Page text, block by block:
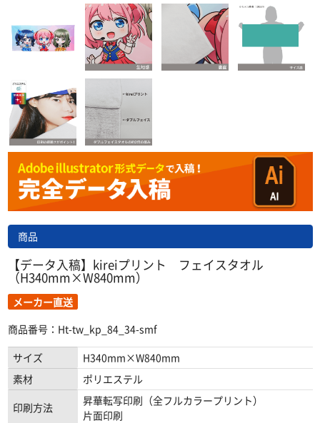
商品
【データ入稿】kireiプリント フェイスタオル
（H340mm×W840mm）
メーカー直送
商品番号：Ht-tw_kp_84_34-smf
サイズ
H340mm×W840mm
素材
ポリエステル
印刷方法
昇華転写印刷（全フルカラープリント）
片面印刷